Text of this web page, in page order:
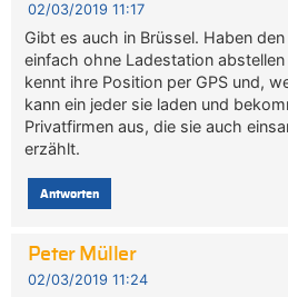
02/03/2019 11:17
Gibt es auch in Brüssel. Haben
einfach ohne Ladestation
kennt ihre Position per GPS und,
kann ein jeder sie laden und
Privatfirmen aus, die sie auch
erzählt.
Antworten
Peter Müller
02/03/2019 11:24